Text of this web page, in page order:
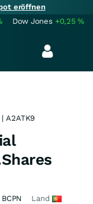
eröffnen
Dow Jones +0,25%
A2ATK9
BCPN Land